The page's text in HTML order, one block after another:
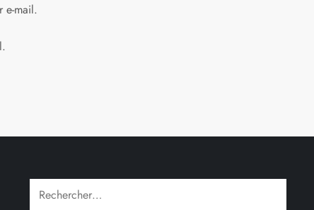
e-mail.
Rechercher :